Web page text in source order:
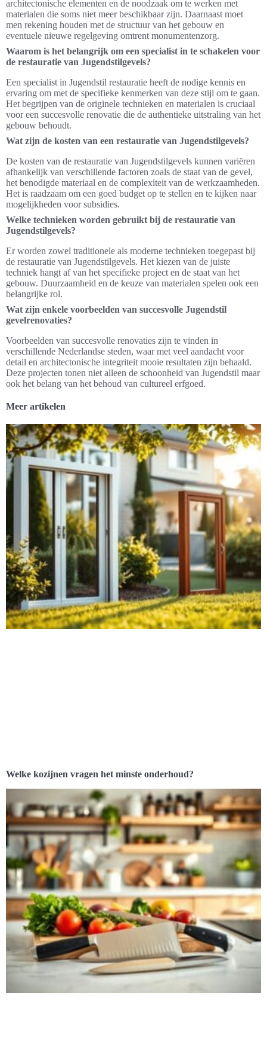
architectonische elementen en de noodzaak om te werken met
materialen die soms niet meer beschikbaar zijn. Daarnaast moet
men rekening houden met de structuur van het gebouw en
eventuele nieuwe regelgeving omtrent monumentenzorg.
Waarom is het belangrijk om een specialist in te schakelen voor
de restauratie van Jugendstilgevels?
Een specialist in Jugendstil restauratie heeft de nodige kennis en
ervaring om met de specifieke kenmerken van deze stijl om te gaan.
Het begrijpen van de originele technieken en materialen is cruciaal
voor een succesvolle renovatie die de authentieke uitstraling van het
gebouw behoudt.
Wat zijn de kosten van een restauratie van Jugendstilgevels?
De kosten van de restauratie van Jugendstilgevels kunnen variëren
afhankelijk van verschillende factoren zoals de staat van de gevel,
het benodigde materiaal en de complexiteit van de werkzaamheden.
Het is raadzaam om een goed budget op te stellen en te kijken naar
mogelijkheden voor subsidies.
Welke technieken worden gebruikt bij de restauratie van
Jugendstilgevels?
Er worden zowel traditionele als moderne technieken toegepast bij
de restauratie van Jugendstilgevels. Het kiezen van de juiste
techniek hangt af van het specifieke project en de staat van het
gebouw. Duurzaamheid en de keuze van materialen spelen ook een
belangrijke rol.
Wat zijn enkele voorbeelden van succesvolle Jugendstil
gevelrenovaties?
Voorbeelden van succesvolle renovaties zijn te vinden in
verschillende Nederlandse steden, waar met veel aandacht voor
detail en architectonische integriteit mooie resultaten zijn behaald.
Deze projecten tonen niet alleen de schoonheid van Jugendstil maar
ook het belang van het behoud van cultureel erfgoed.
Meer artikelen
Welke kozijnen vragen het minste onderhoud?